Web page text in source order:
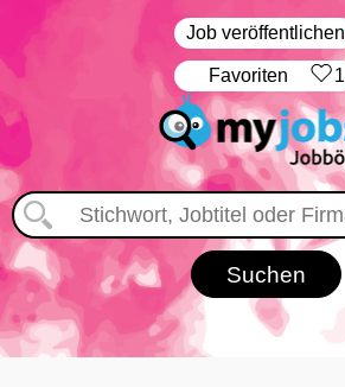
Job veröffentlichen
‏Favoriten 1